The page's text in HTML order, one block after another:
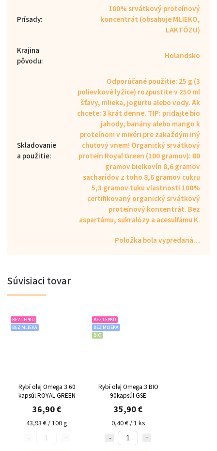
Prísady:
100% srvátkový proteínový
koncentrát (obsahuje MLIEKO,
LAKTÓZU)
Krajina
pôvodu: Holandsko
Skladovanie
a použitie:
Odporúčané použitie: 25 g (3
polievkové lyžice) rozpustite v 250 ml
šťavy, mlieka, jogurtu alebo vody. Ak
chcete: 3 krát denne. TIP: pridajte bio
jahody, banány alebo mango k
proteínom v mixéri pre zakaždým iný
chuťový vnem! Organický srvátkový
proteín Royal Green (100 gramov): 80
gramov bielkovín 8,6 gramov
sacharidov z toho 8,6 gramov cukru
5,3 gramov tuku vlastnosti 100%
certifikovaný organický srvátkový
proteínový koncentrát. Bez
aspartámu, sukralózy a acesulfámu K.
Položka bola vypredaná…
Súvisiaci tovar
BEZ LEPKU
BEZ MLIEKA
Rybí olej Omega 3 60
kapsúl ROYAL GREEN
36,90 €
43,93 € / 100 g
BEZ LEPKU
BEZ MLIEKA
BIO
Rybí olej Omega 3 BIO
90kapsúl GSE
35,90 €
0,40 € / 1 ks